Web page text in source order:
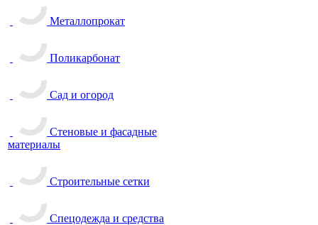
Металлопрокат
Поликарбонат
Сад и огород
Стеновые и фасадные
материалы
Строительные сетки
Спецодежда и средства